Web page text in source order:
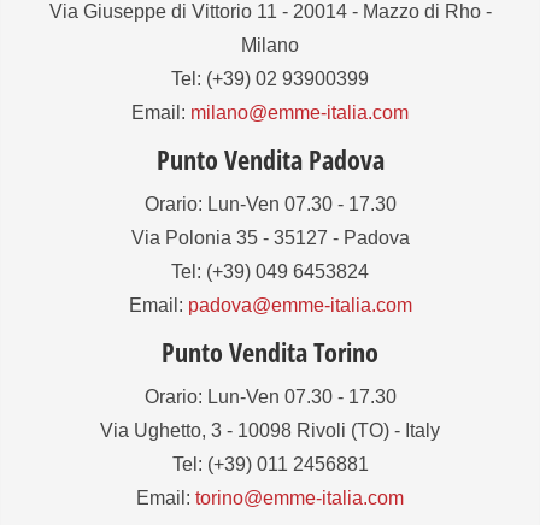
Via Giuseppe di Vittorio 11 - 20014 - Mazzo di Rho -
Milano
Tel: (+39) 02 93900399
Email: milano@emme-italia.com
Punto Vendita Padova
Orario: Lun-Ven 07.30 - 17.30
Via Polonia 35 - 35127 - Padova
Tel: (+39) 049 6453824
Email: padova@emme-italia.com
Punto Vendita Torino
Orario: Lun-Ven 07.30 - 17.30
Via Ughetto, 3 - 10098 Rivoli (TO) - Italy
Tel: (+39) 011 2456881
Email: torino@emme-italia.com